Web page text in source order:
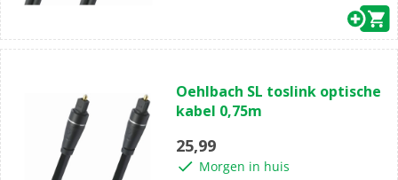
van
de
sterren.
Oehlbach SL toslink optische
kabel 0,75m
25,99
Morgen in huis